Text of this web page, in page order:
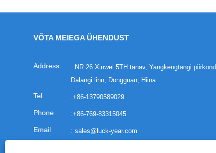
VÕTA MEIEGA ÜHENDUST
: NR.26 Xinwei 5TH tänav, Yangkengtangi piirkond,
Dalangi linn, Dongguan, Hiina
:+86-13790589029
:+86-769-83315045
:sales@luck-year.com